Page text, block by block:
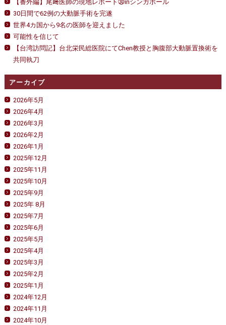
手術概要
医師募集情報
トピックス一覧
アーカイブ
【番外編】尾﨑医師の現地レポート㉚inシンガポール
30日間で62例の大動脈手術を完遂
世界4カ国から9名の医師を迎えました
可能性を信じて
【台湾訪問記】台北栄民総医院にてChen教授と胸腹部大動脈置換術を
共同執刀
アーカイブ
2026年5月
2026年4月
2026年3月
2026年2月
2026年1月
2025年12月
2025年11月
2025年10月
2025年9月
2025年 8月
2025年7月
2025年6月
2025年5月
2025年4月
2025年3月
2025年2月
2025年1月
2024年12月
2024年11月
2024年10月